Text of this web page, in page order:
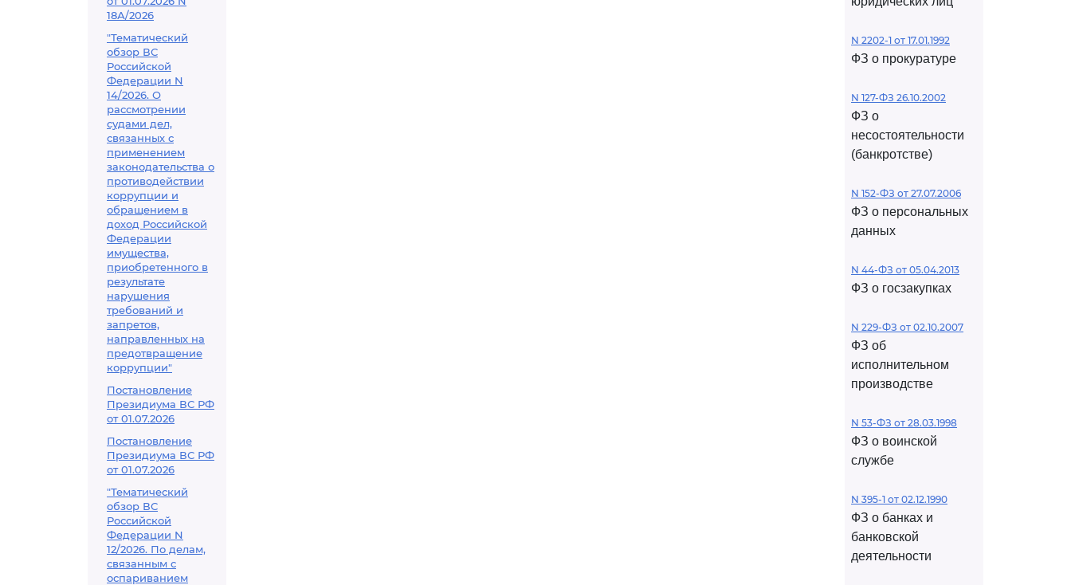
18А/2026
"Тематический
обзор ВС
Российской
Федерации N
14/2026. О
рассмотрении
судами дел,
связанных с
применением
законодательства о
противодействии
коррупции и
обращением в
доход Российской
Федерации
имущества,
приобретенного в
результате
нарушения
требований и
запретов,
направленных на
предотвращение
коррупции"
Постановление
Президиума ВС РФ
от 01.07.2026
Постановление
Президиума ВС РФ
от 01.07.2026
"Тематический
обзор ВС
Российской
Федерации N
12/2026. По делам,
связанным с
оспариванием
N 2202-1 от 17.01.1992
ФЗ о прокуратуре
N 127-ФЗ 26.10.2002
ФЗ о
несостоятельности
(банкротстве)
N 152-ФЗ от 27.07.2006
ФЗ о персональных
данных
N 44-ФЗ от 05.04.2013
ФЗ о госзакупках
N 229-ФЗ от 02.10.2007
ФЗ об
исполнительном
производстве
N 53-ФЗ от 28.03.1998
ФЗ о воинской
службе
N 395-1 от 02.12.1990
ФЗ о банках и
банковской
деятельности